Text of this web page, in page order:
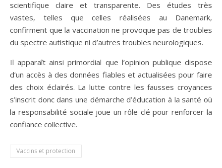
scientifique claire et transparente. Des études très
vastes, telles que celles réalisées au Danemark,
confirment que la vaccination ne provoque pas de troubles
du spectre autistique ni d’autres troubles neurologiques.
Il apparaît ainsi primordial que l’opinion publique dispose
d’un accès à des données fiables et actualisées pour faire
des choix éclairés. La lutte contre les fausses croyances
s’inscrit donc dans une démarche d’éducation à la santé où
la responsabilité sociale joue un rôle clé pour renforcer la
confiance collective.
Vaccins et protection